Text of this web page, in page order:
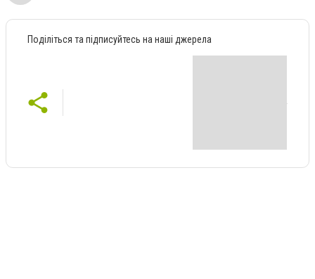
Поділіться та підписуйтесь на наші джерела